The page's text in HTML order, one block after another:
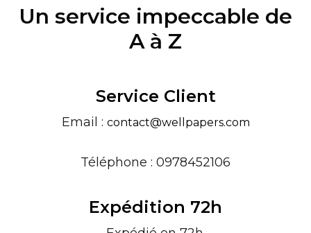
Un service impeccable de
A à Z
Service Client
Email : contact@wellpapers.com
Téléphone : 0978452106
Expédition 72h